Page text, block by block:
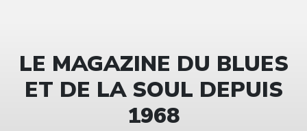
LE MAGAZINE DU BLUES
ET DE LA SOUL DEPUIS
1968